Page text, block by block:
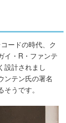
ードの時代、ク
イ・R・ファンテ
設計されまし
ンテン氏の署名
うです。